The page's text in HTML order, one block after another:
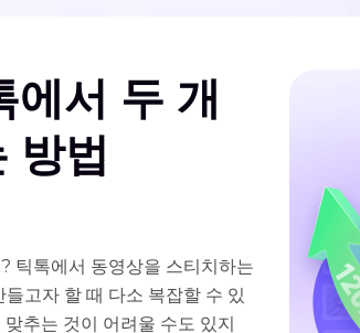
서 두 개
방법
틱톡에서 동영상을 스티치하는
고자 할 때 다소 복잡할 수 있
추는 것이 어려울 수도 있지